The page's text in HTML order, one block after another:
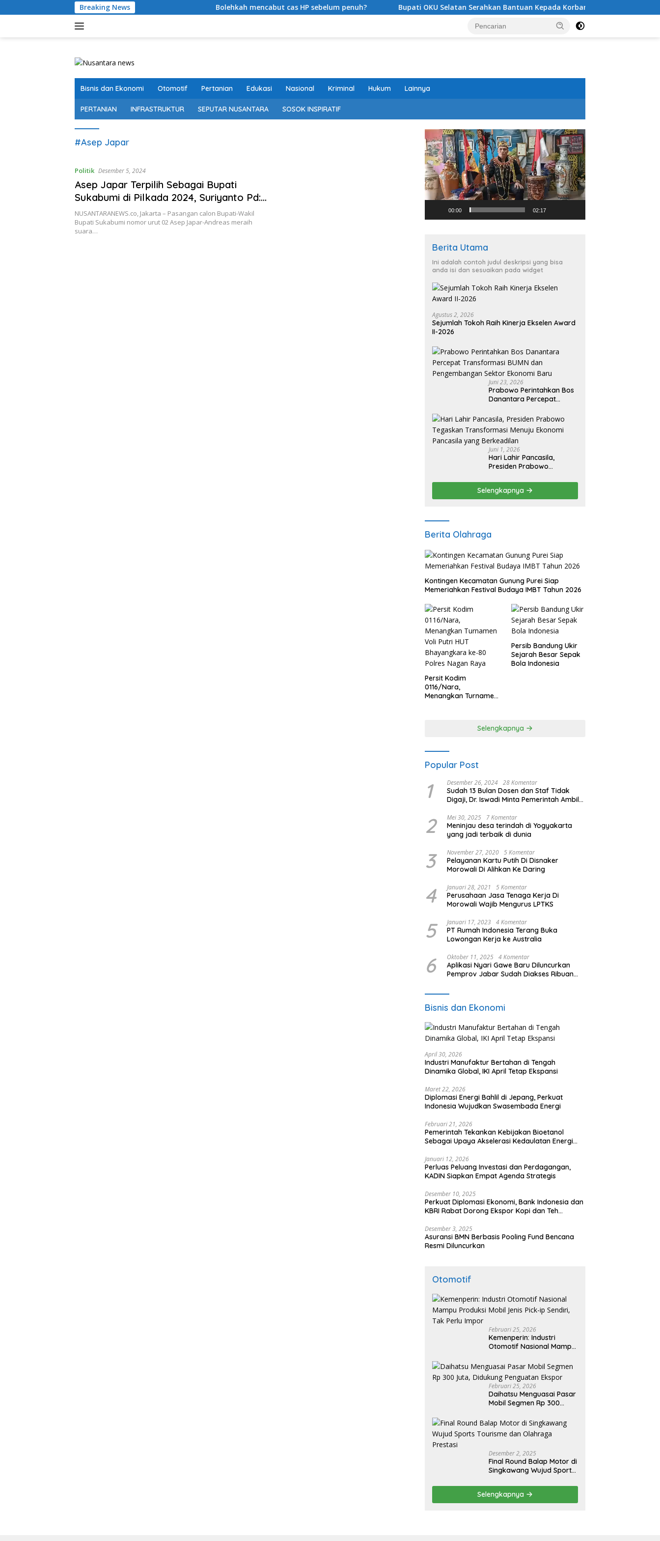
ke
Breaking News Bolehkah mencabut cas HP sebelum penuh? Bupati OKU Selatan Serahkan Bantuan Kepada Korban Kebakaran di Desa Nagar
Bisnis dan Ekonomi Otomotif Pertanian Edukasi Nasional Kriminal Hukum Lainnya
PERTANIAN INFRASTRUKTUR SEPUTAR NUSANTARA SOSOK INSPIRATIF
#Asep Japar
Politik Desember 5, 2024
Asep Japar Terpilih Sebagai Bupati
Sukabumi di Pilkada 2024, Suriyanto Pd:
Pilihan Rakyat Untuk Membawa
Perubahan Signifikan
NUSANTARANEWS.co, Jakarta – Pasangan calon Bupati-Wakil
Bupati Sukabumi nomor urut 02 Asep Japar-Andreas meraih
suara…
Pemutar
Video
00:00 02:17
Berita Utama
Ini adalah contoh judul deskripsi yang bisa
anda isi dan sesuaikan pada widget
Agustus 2, 2026
Sejumlah Tokoh Raih Kinerja Ekselen Award
II-2026
Juni 23, 2026
Prabowo Perintahkan Bos
Danantara Percepat
Pengembangan Sektor
Ekonomi Baru
Juni 1, 2026
Hari Lahir Pancasila,
Presiden Prabowo
Menuju Ekonomi Pancasila
yang Berkeadilan
Selengkapnya
Berita Olahraga
Kontingen Kecamatan Gunung Purei Siap
Memeriahkan Festival Budaya IMBT Tahun 2026
Persit Kodim
0116/Nara,
Menangkan Turnamen
Persib Bandung Ukir
Sejarah Besar Sepak
Bola Indonesia
Selengkapnya
Popular Post
1 Desember 26, 2024 28 Komentar
Sudah 13 Bulan Dosen dan Staf Tidak
Digaji, Dr. Iswadi Minta Pemerintah Ambil
2 Mei 30, 2025 7 Komentar
Meninjau desa terindah di Yogyakarta
yang jadi terbaik di dunia
3 November 27, 2020 5 Komentar
Pelayanan Kartu Putih Di Disnaker
Morowali Di Alihkan Ke Daring
4 Januari 28, 2021 5 Komentar
Perusahaan Jasa Tenaga Kerja Di
Morowali Wajib Mengurus LPTKS
5 Januari 17, 2023 4 Komentar
PT Rumah Indonesia Terang Buka
Lowongan Kerja ke Australia
6 Oktober 11, 2025 4 Komentar
Aplikasi Nyari Gawe Baru Diluncurkan
Pemprov Jabar Sudah Diakses Ribuan
Bisnis dan Ekonomi
April 30, 2026
Industri Manufaktur Bertahan di Tengah
Dinamika Global, IKI April Tetap Ekspansi
Maret 22, 2026
Diplomasi Energi Bahlil di Jepang, Perkuat
Indonesia Wujudkan Swasembada Energi
Februari 21, 2026
Pemerintah Tekankan Kebijakan Bioetanol
Sebagai Upaya Akselerasi Kedaulatan Energi
Januari 12, 2026
Perluas Peluang Investasi dan Perdagangan,
KADIN Siapkan Empat Agenda Strategis
Desember 10, 2025
Perkuat Diplomasi Ekonomi, Bank Indonesia dan
KBRI Rabat Dorong Ekspor Kopi dan Teh
Desember 3, 2025
Asuransi BMN Berbasis Pooling Fund Bencana
Resmi Diluncurkan
Otomotif
Februari 25, 2026
Kemenperin: Industri
Otomotif Nasional Mampu
ip Sendiri, Tak Perlu Impor
Februari 25, 2026
Daihatsu Menguasai Pasar
Mobil Segmen Rp 300
Ekspor
Desember 2, 2025
Final Round Balap Motor di
Singkawang Wujud Sports
Prestasi
Selengkapnya